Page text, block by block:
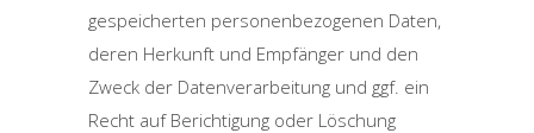
gespeicherten personenbezogenen Daten,
deren Herkunft und Empfänger und den
Zweck der Datenverarbeitung und ggf. ein
Recht auf Berichtigung oder Löschung